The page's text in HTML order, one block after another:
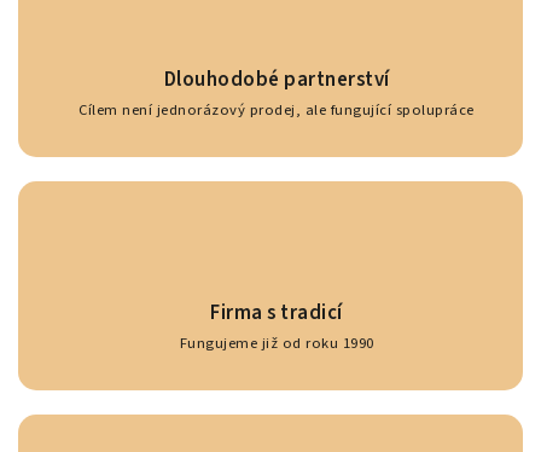
Dlouhodobé partnerství
Cílem není jednorázový prodej, ale fungující spolupráce
Firma s tradicí
Fungujeme již od roku 1990